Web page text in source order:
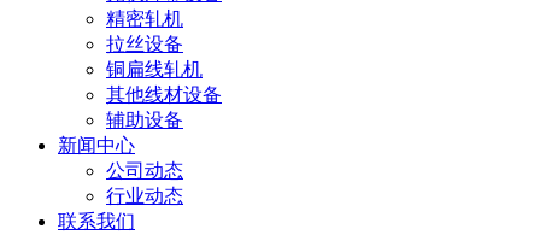
精密轧机
拉丝设备
铜扁线轧机
其他线材设备
辅助设备
新闻中心
公司动态
行业动态
联系我们